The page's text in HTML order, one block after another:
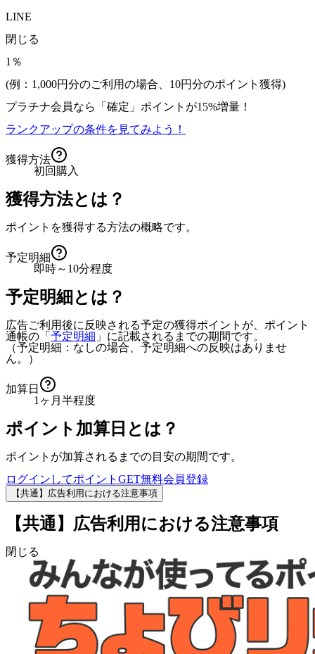
LINE
閉じる
1％
(例：1,000円分のご利用の場合、 10円分のポイント獲得)
プラチナ会員なら
「確定」 ポイントが15%増量！
ランクアップの条件を見てみよう！
獲得方法
初回購入
獲得方法とは？
ポイントを獲得する方法の概略です。
予定明細
即時～10分程度
予定明細とは？
広告ご利用後に反映される予定の獲得ポイントが、ポイント
通帳の「 予定明細 」に記載されるまでの期間です。
（予定明細：なしの場合、予定明細への反映はありませ
ん。）
加算日
1ヶ月半程度
ポイント加算日とは？
ポイントが加算されるまでの目安の期間です。
ログインしてポイントGET無料会員登録
【共通】広告利用における注意事項
【共通】広告利用における注意事項
閉じる